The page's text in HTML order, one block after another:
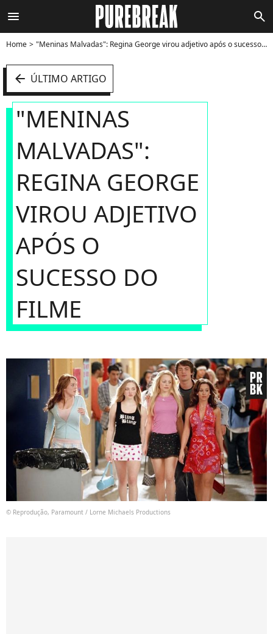
menu search
Home "Meninas Malvadas": Regina George virou adjetivo após o sucesso do filme - Foto
arrow_left ÚLTIMO ARTIGO
"MENINAS
MALVADAS":
REGINA GEORGE
VIROU ADJETIVO
APÓS O
SUCESSO DO
FILME
© Reprodução, Paramount / Lorne Michaels Productions